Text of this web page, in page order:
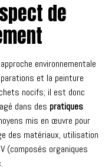
de
environnementale
et la peinture
nocifs; il est donc
dans des pratiques
mis en œuvre pour
des matériaux, utilisation
(composés organiques